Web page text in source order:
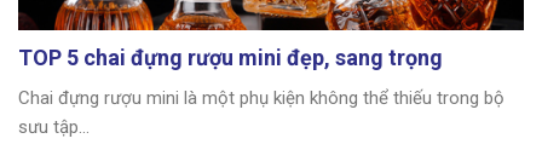
TOP 5 chai đựng rượu mini đẹp, sang trọng
Chai đựng rượu mini là một phụ kiện không thể thiếu trong bộ
sưu tập...